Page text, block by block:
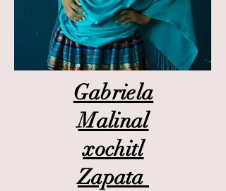
Gabriela
Malinal
xochitl
Zapata